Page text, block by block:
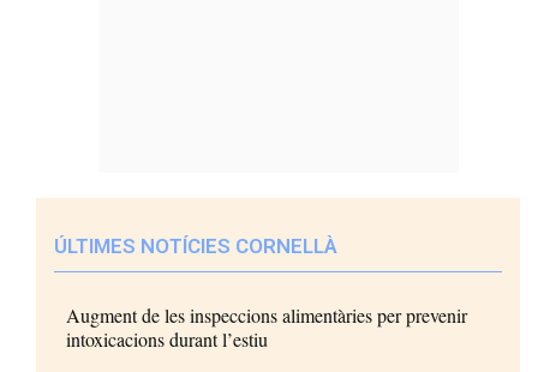
ÚLTIMES NOTÍCIES CORNELLÀ
Augment de les inspeccions alimentàries per prevenir
intoxicacions durant l’estiu